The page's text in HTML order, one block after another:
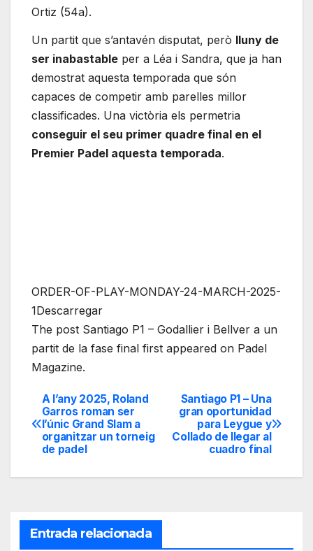
Ortiz (54a).
Un partit que s’antavén disputat, però lluny de
ser inabastable per a Léa i Sandra, que ja han
demostrat aquesta temporada que són
capaces de competir amb parelles millor
classificades. Una victòria els permetria
conseguir el seu primer quadre final en el
Premier Padel aquesta temporada.
ORDER-OF-PLAY-MONDAY-24-MARCH-2025-
1Descarregar
The post Santiago P1 – Godallier i Bellver a un
partit de la fase final first appeared on Padel
Magazine.
Navegación
de
entradas
Santiago P1 – Una
gran oportunidad
para Leygue y
Collado de llegar al
cuadro final
A l’any 2025, Roland
Garros roman ser
l’únic Grand Slam a
organitzar un torneig
de padel
Entrada relacionada